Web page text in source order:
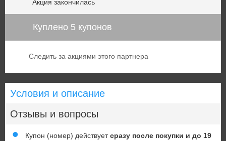
Акция закончилась
Куплено 5 купонов
Следить за акциями этого партнера
Условия и описание
Отзывы и вопросы
Купон (номер) действуетсразу после покупки и до 19